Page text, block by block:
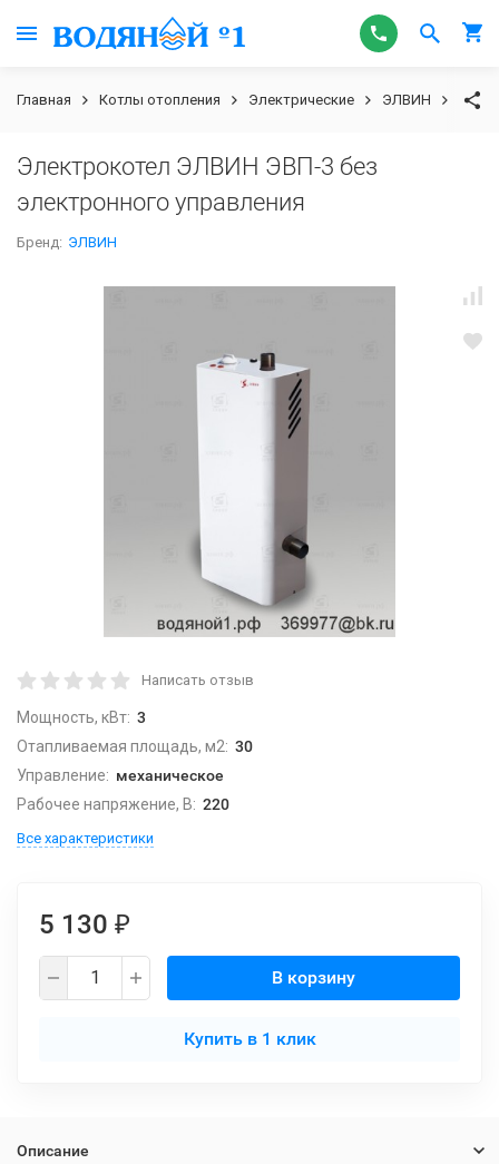
Главная Котлы отопления Электрические ЭЛВИН
Электрокотел ЭЛВИН ЭВП-3 без
электронного управления
Бренд: ЭЛВИН
Написать отзыв
Мощность, кВт: 3
Отапливаемая площадь, м2: 30
Управление: механическое
Рабочее напряжение, В: 220
Все характеристики
5 130 ₽
В корзину
Купить в 1 клик
Описание